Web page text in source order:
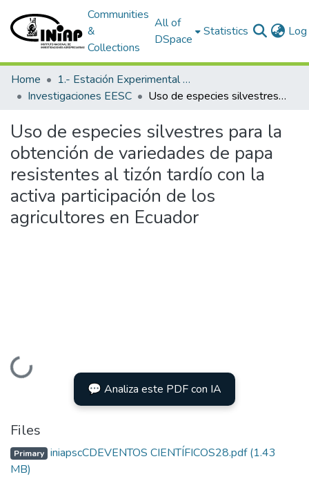
Communities
&
Collections
All of
DSpace
Statistics
Home
1.- Estación Experimental Santa Catalina
Investigaciones EESC
Uso de especies silvestres para la obtención de variedades de papa resistentes al tizón tardío con la activa participación de los agricultores en Ecuador
Uso de especies silvestres para la
obtención de variedades de papa
resistentes al tizón tardío con la
activa participación de los
agricultores en Ecuador
Loading...
💬 Analiza este PDF con IA
Files
Primary iniapscCDEVENTOS CIENTÍFICOS28.pdf(1.43
MB)